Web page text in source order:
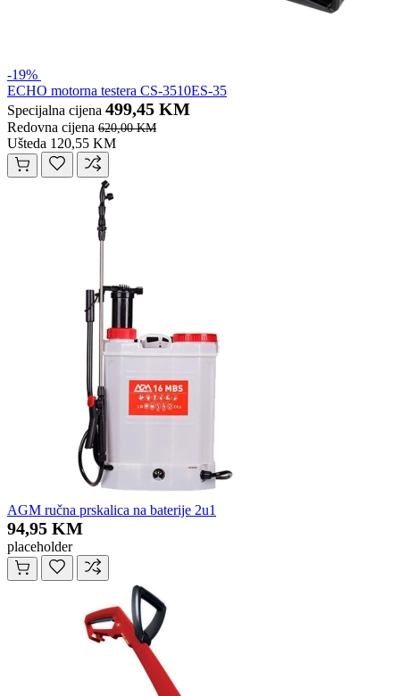
-19%
ECHO motorna testera CS-3510ES-35
Specijalna cijena 499,45 KM
Redovna cijena 620,00 KM
Ušteda 120,55 KM
AGM ručna prskalica na baterije 2u1
94,95 KM
placeholder